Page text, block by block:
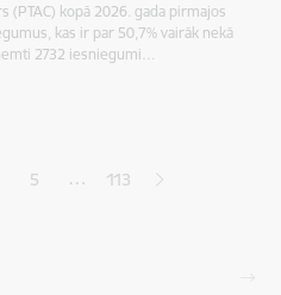
(PTAC) kopā 2026. gada pirmajos
kas ir par 50,7% vairāk nekā
2732 iesniegumi…
Lapa
5 … 113